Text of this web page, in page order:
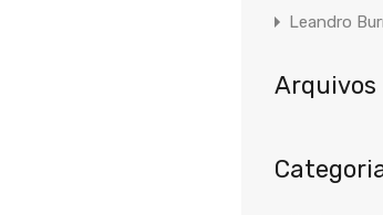
Leandro
Arquivos